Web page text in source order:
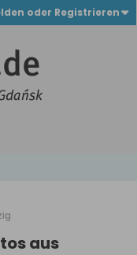
oder Registrieren
aus